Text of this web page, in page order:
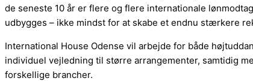
de seneste 10 år er flere og flere internationale
udbygges – ikke mindst for at skabe et endnu stærkere
International House Odense vil arbejde for både
individuel vejledning til større arrangementer, samtidig
forskellige brancher.